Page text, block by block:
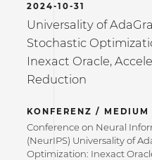
2024-10-31
Universality of
Stochastic
Inexact Oracle,
Reduction
KONFERENZ / MEDIUM
Conference on Neural
(NeurIPS) Universality of
Optimization: Inexact